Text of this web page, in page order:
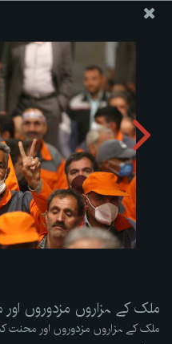
ملک کے ہزاروں مزدوروں
ملک کے ہزاروں مزدوروں
ملک کے ہزاروں مزدوروں اور